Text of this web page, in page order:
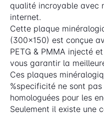
qualité incroyable avec
internet.
Cette plaque
(300x150) est conçue
PETG & PMMA injecté
vous garantir la
Ces plaques
%specificité ne sont
homologuées pour les
Seulement il existe une